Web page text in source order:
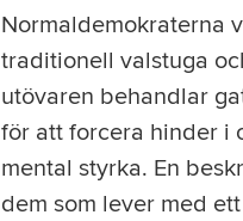
Normaldemokraterna
traditionell valstuga
utövaren behandlar
för att forcera hinder i
mental styrka. En
dem som lever med